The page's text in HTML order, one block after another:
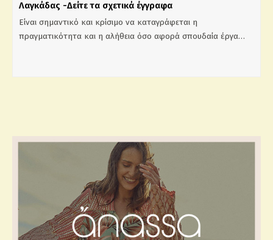
Λαγκάδας -Δείτε τα σχετικά έγγραφα
Είναι σημαντικό και κρίσιμο να καταγράφεται η
πραγματικότητα και η αλήθεια όσο αφορά σπουδαία έργα…